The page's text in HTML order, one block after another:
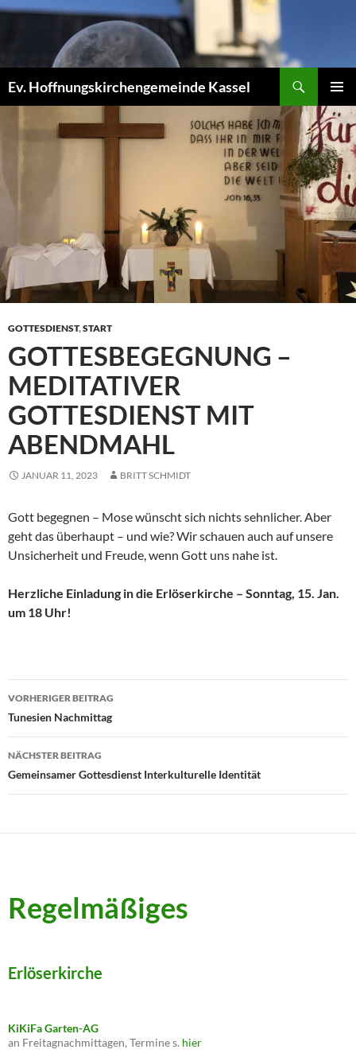
Zum
Ev. Hoffnungskirchengemeinde Kassel
MENÜ
GOTTESDIENST,START
GOTTESBEGEGNUNG –
MEDITATIVER
GOTTESDIENST MIT
ABENDMAHL
JANUAR 11, 2023 BRITT SCHMIDT
Gott begegnen – Mose wünscht sich nichts sehnlicher. Aber
geht das überhaupt – und wie? Wir schauen auch auf unsere
Unsicherheit und Freude, wenn Gott uns nahe ist.
Herzliche Einladung in die Erlöserkirche – Sonntag, 15. Jan.
um 18 Uhr!
Beitragsnavigation
VORHERIGER BEITRAG
Tunesien Nachmittag
NÄCHSTER BEITRAG
Gemeinsamer Gottesdienst Interkulturelle Identität
Regelmäßiges
Erlöserkirche
KiKiFa Garten-AG
an Freitagnachmittagen, Termine s. hier